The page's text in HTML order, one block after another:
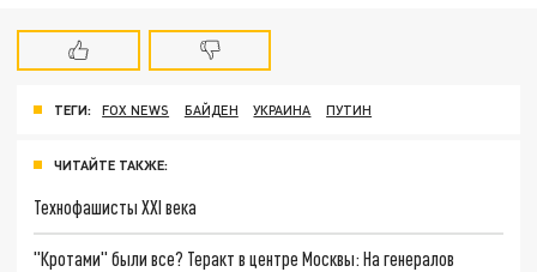
ТЕГИ: FOX NEWS БАЙДЕН УКРАИНА ПУТИН
ЧИТАЙТЕ ТАКЖЕ:
Технофашисты XXI века
"Кротами" были все? Теракт в центре Москвы: На генералов